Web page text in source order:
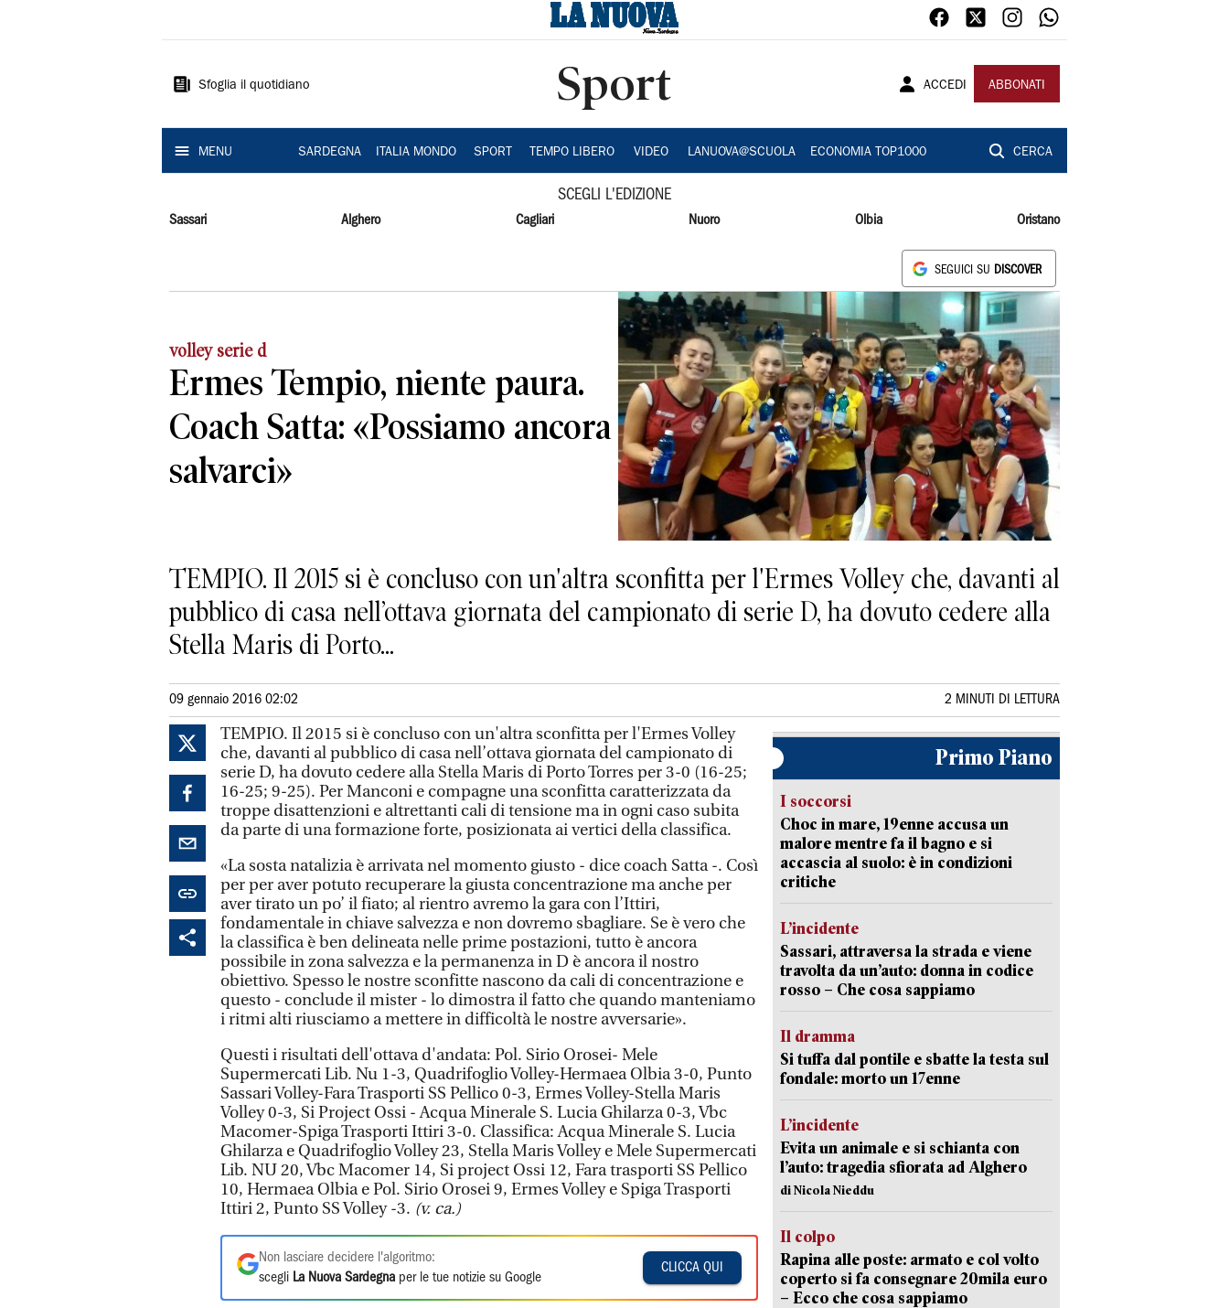
Sardegna
Sfoglia il quotidiano Sport ACCEDI ABBONATI
MENU SARDEGNA ITALIA MONDO SPORT TEMPO LIBERO VIDEO LANUOVA@SCUOLA ECONOMIA TOP1000 CERCA
SCEGLI L'EDIZIONE
Sassari Alghero Cagliari Nuoro Olbia Oristano
SEGUICI SU DISCOVER
volley serie d
Ermes Tempio, niente paura.
Coach Satta: «Possiamo ancora
salvarci»
TEMPIO. Il 2015 si è concluso con un'altra sconfitta per l'Ermes Volley che, davanti al
pubblico di casa nell’ottava giornata del campionato di serie D, ha dovuto cedere alla
Stella Maris di Porto...
09 gennaio 2016 02:02 2 MINUTI DI LETTURA
TEMPIO. Il 2015 si è concluso con un'altra sconfitta per l'Ermes Volley
che, davanti al pubblico di casa nell’ottava giornata del campionato di
serie D, ha dovuto cedere alla Stella Maris di Porto Torres per 3-0 (16-25;
16-25; 9-25). Per Manconi e compagne una sconfitta caratterizzata da
troppe disattenzioni e altrettanti cali di tensione ma in ogni caso subita
da parte di una formazione forte, posizionata ai vertici della classifica.
«La sosta natalizia è arrivata nel momento giusto - dice coach Satta -. Così
per per aver potuto recuperare la giusta concentrazione ma anche per
aver tirato un po’ il fiato; al rientro avremo la gara con l’Ittiri,
fondamentale in chiave salvezza e non dovremo sbagliare. Se è vero che
la classifica è ben delineata nelle prime postazioni, tutto è ancora
possibile in zona salvezza e la permanenza in D è ancora il nostro
obiettivo. Spesso le nostre sconfitte nascono da cali di concentrazione e
questo - conclude il mister - lo dimostra il fatto che quando manteniamo
i ritmi alti riusciamo a mettere in difficoltà le nostre avversarie».
Questi i risultati dell'ottava d'andata: Pol. Sirio Orosei- Mele
Supermercati Lib. Nu 1-3, Quadrifoglio Volley-Hermaea Olbia 3-0, Punto
Sassari Volley-Fara Trasporti SS Pellico 0-3, Ermes Volley-Stella Maris
Volley 0-3, Si Project Ossi - Acqua Minerale S. Lucia Ghilarza 0-3, Vbc
Macomer-Spiga Trasporti Ittiri 3-0. Classifica: Acqua Minerale S. Lucia
Ghilarza e Quadrifoglio Volley 23, Stella Maris Volley e Mele Supermercati
Lib. NU 20, Vbc Macomer 14, Si project Ossi 12, Fara trasporti SS Pellico
10, Hermaea Olbia e Pol. Sirio Orosei 9, Ermes Volley e Spiga Trasporti
Ittiri 2, Punto SS Volley -3. (v. ca.)
Non lasciare decidere l'algoritmo:
scegli La Nuova Sardegna per le tue notizie su Google
CLICCA QUI
Primo Piano
I soccorsi
Choc in mare, 19enne accusa un
malore mentre fa il bagno e si
accascia al suolo: è in condizioni
critiche
L’incidente
Sassari, attraversa la strada e viene
travolta da un’auto: donna in codice
rosso – Che cosa sappiamo
Il dramma
Si tuffa dal pontile e sbatte la testa sul
fondale: morto un 17enne
L’incidente
Evita un animale e si schianta con
l’auto: tragedia sfiorata ad Alghero
di Nicola Nieddu
Il colpo
Rapina alle poste: armato e col volto
coperto si fa consegnare 20mila euro
– Ecco che cosa sappiamo